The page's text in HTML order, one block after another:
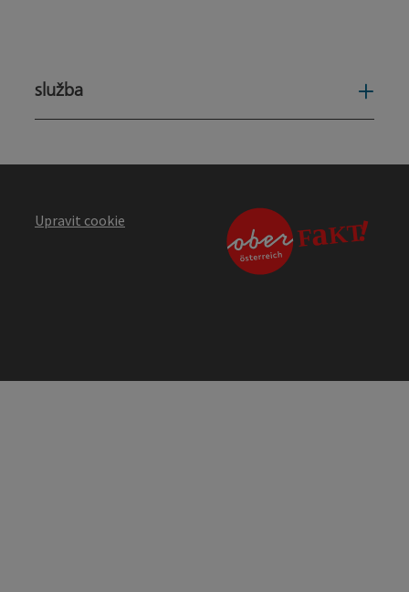
služba
Upravit cookie